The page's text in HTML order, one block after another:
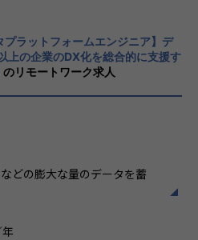
の成長性にこたえるための採
とした就業の制限をなくし、
ットフォーム案件の中核とな
業務への異動を命じることが
、私たちは「プロフェッショ
大衆化」をミッションとして
。高い専門性を持った技術
ら得られた多様性のある高度
オリティ＆ローコストで提
企業の競争優位確保に貢献す
使命としております。
想企業の創造に向け、「社
社」を目指しています。理
そして、社員全員が燃え続
プラットフォームエンジニア】デ
上の企業のDX化を総合的に支援す
のリモートワーク求人
どの膨大な量のデータを蓄
導入から実行支援までを行っ